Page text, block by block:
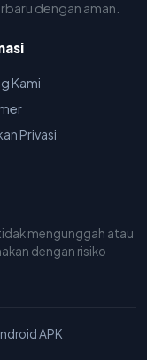
dengan aman.
Kami
Privasi
mengunggah atau
dengan risiko
APK